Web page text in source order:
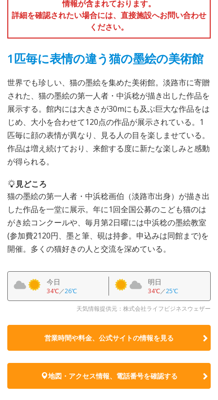
情報が含まれております。
詳細を確認されたい場合には、直接施設へお問い合わせ
ください。
1匹毎に表情の違う猫の墨絵の美術館
世界でも珍しい、猫の墨絵を集めた美術館。淡路市に寄贈
された、猫の墨絵の第一人者・中浜稔が描き出した作品を
展示する。館内には大きさが30mにも及ぶ巨大な作品をは
じめ、大小を合わせて120点の作品が展示されている。1
匹毎に顔の表情が異なり、見る人の目を楽しませている。
作品は増え続けており、来館する度に新たな楽しみと感動
が得られる。
見どころ
猫の墨絵の第一人者・中浜稔画伯（淡路市出身）が描き出
した作品を一堂に展示。年に1回全国公募のこども猫のは
がき絵コンクールや、毎月第2日曜には中浜稔の墨絵教室
(参加費2120円、墨と筆、硯は持参。申込みは同館まで)を
開催。多くの猫好きの人と交流を深めている。
今日
34℃／26℃
明日
34℃／25℃
天気情報提供元：株式会社ライフビジネスウェザー
営業時間や料金、公式サイトの情報を見る
地図・アクセス情報、電話番号を確認する